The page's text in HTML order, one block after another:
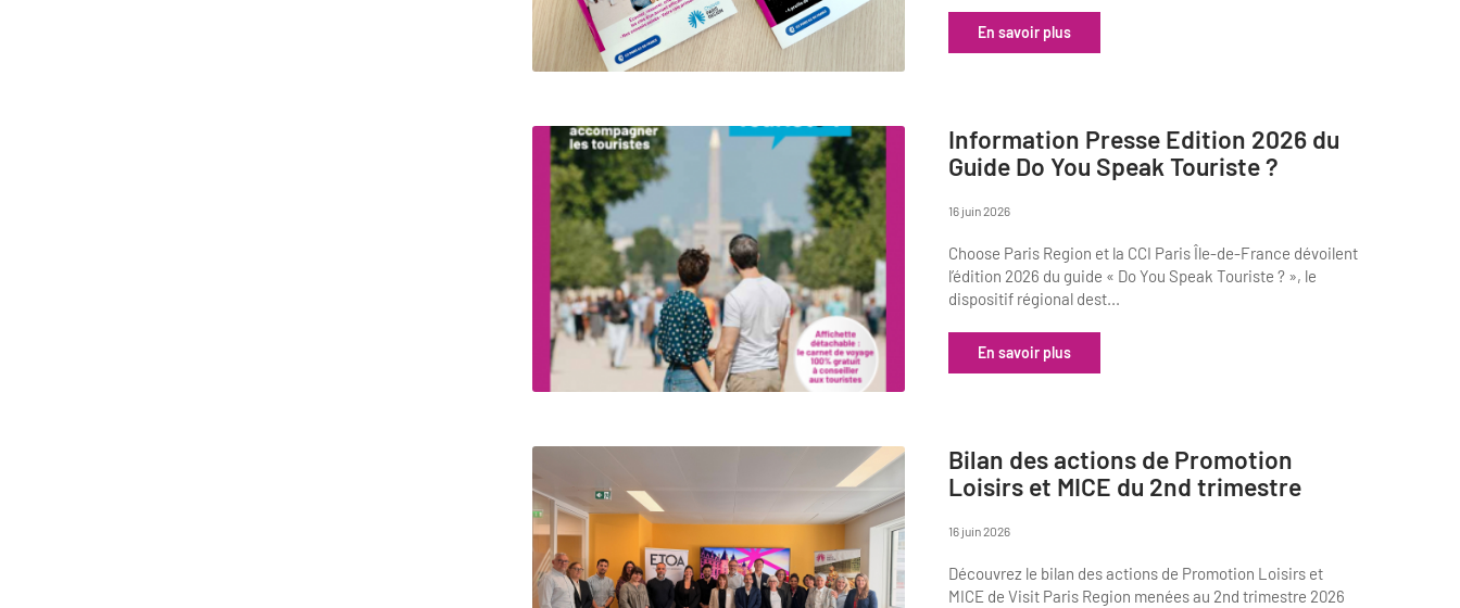
En savoir plus
Information Presse Edition 2026 du
Guide Do You Speak Touriste ?
16 juin 2026
Choose Paris Region et la CCI Paris Île-de-France dévoilent
l’édition 2026 du guide « Do You Speak Touriste ? », le
dispositif régional dest...
En savoir plus
Bilan des actions de Promotion
Loisirs et MICE du 2nd trimestre
16 juin 2026
Découvrez le bilan des actions de Promotion Loisirs et
MICE de Visit Paris Region menées au 2nd trimestre 2026